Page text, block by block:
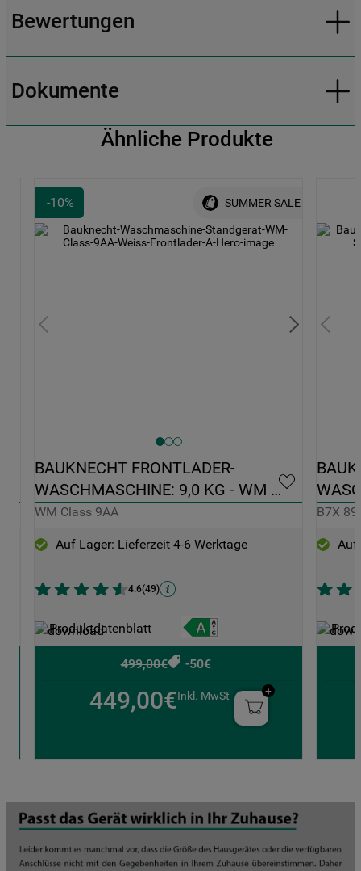
Bewertungen
Dokumente
Ähnliche Produkte
-10% SUMMER SALE
BAUKNECHT FRONTLADER-
WASCHMASCHINE: 9,0 KG - WM
CLASS 9AA
WM Class 9AA
Auf Lager: Lieferzeit 4-6 Werktage
4.6(49)
Produktdatenblatt
499,00€ -50€
449,00€Inkl. MwSt
B7X
Auf